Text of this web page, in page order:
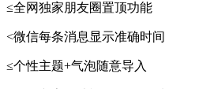
≤全网独家朋友圈置顶功能
<微信每条消息显示准确时间
≤个性主题+气泡随意导入